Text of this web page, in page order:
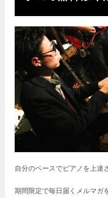
自分のペースでピアノを上達
期間限定で毎日届くメルマガ